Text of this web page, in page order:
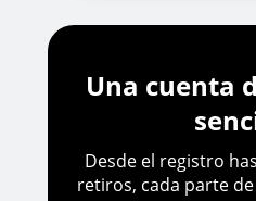
Una cuenta
Desde el registro
retiros, cada parte